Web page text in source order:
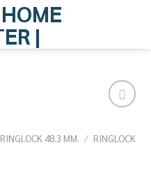
wishlist
RINGLOCK 48.3 MM. / RINGLOCK